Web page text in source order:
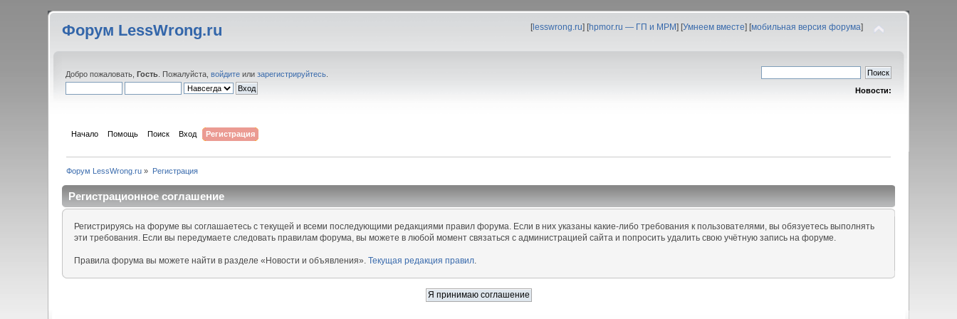
Форум LessWrong.ru [lesswrong.ru] [hpmor.ru — ГП и МРМ] [Умнеем вместе] [мобильная версия форума]
Добро пожаловать,Гость . Пожалуйста,войдите илизарегистрируйтесь
Новости:
Начало Помощь Поиск Вход Регистрация
Форум LessWrong.ru » Регистрация
Регистрационное соглашение
Регистрируясь на форуме вы соглашаетесь с текущей и всеми последующими редакциями правил форума. Если в них указаны какие-либо требования к пользователями, вы обязуетесь выполнять
эти требования. Если вы передумаете следовать правилам форума, вы можете в любой момент связаться с администрацией сайта и попросить удалить свою учётную запись на форуме.
Правила форума вы можете найти в разделе «Новости и объявления».Текущая редакция правил.